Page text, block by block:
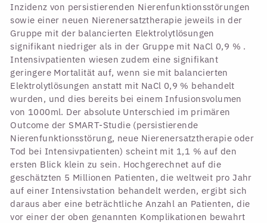
Inzidenz von persistierenden Nierenfunktionsstörungen
sowie einer neuen Nierenersatztherapie jeweils in der
Gruppe mit der balancierten Elektrolytlösungen
signifikant niedriger als in der Gruppe mit NaCl 0,9 % .
Intensivpatienten wiesen zudem eine signifikant
geringere Mortalität auf, wenn sie mit balancierten
Elektrolytlösungen anstatt mit NaCl 0,9 % behandelt
wurden, und dies bereits bei einem Infusionsvolumen
von 1000ml. Der absolute Unterschied im primären
Outcome der SMART-Studie (persistierende
Nierenfunktionsstörung, neue Nierenersatztherapie oder
Tod bei Intensivpatienten) scheint mit 1,1 % auf den
ersten Blick klein zu sein. Hochgerechnet auf die
geschätzten 5 Millionen Patienten, die weltweit pro Jahr
auf einer Intensivstation behandelt werden, ergibt sich
daraus aber eine beträchtliche Anzahl an Patienten, die
vor einer der oben genannten Komplikationen bewahrt